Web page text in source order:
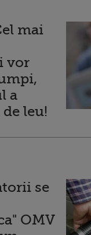
mai
vor
a
leu!
se
OMV